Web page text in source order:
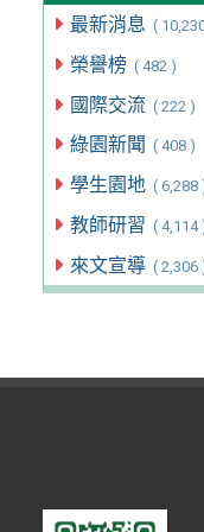
最新消息 (
榮譽榜 ( 482 )
國際交流 ( 222 )
綠園新聞 ( 408 )
學生園地 ( 6,288
教師研習 ( 4,114
來文宣導 ( 2,306